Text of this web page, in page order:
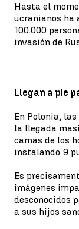
Hasta el
ucranianos ha
100.000
invasión de
Llegan a pie
En Polonia,
la llegada
camas de los
instalando 9
Es
imágenes
desconocidos
a sus hijos